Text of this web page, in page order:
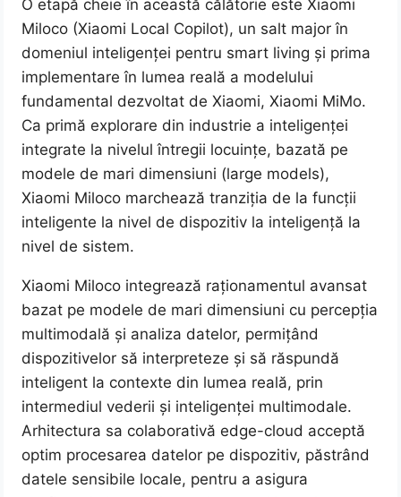
O etapă cheie în această călătorie este Xiaomi
Miloco (Xiaomi Local Copilot), un salt major în
domeniul inteligenței pentru smart living și prima
implementare în lumea reală a modelului
fundamental dezvoltat de Xiaomi, Xiaomi MiMo.
Ca primă explorare din industrie a inteligenței
integrate la nivelul întregii locuințe, bazată pe
modele de mari dimensiuni (large models),
Xiaomi Miloco marchează tranziția de la funcții
inteligente la nivel de dispozitiv la inteligență la
nivel de sistem.
Xiaomi Miloco integrează raționamentul avansat
bazat pe modele de mari dimensiuni cu percepția
multimodală și analiza datelor, permițând
dispozitivelor să interpreteze și să răspundă
inteligent la contexte din lumea reală, prin
intermediul vederii și inteligenței multimodale.
Arhitectura sa colaborativă edge-cloud acceptă
optim procesarea datelor pe dispozitiv, păstrând
datele sensibile locale, pentru a asigura